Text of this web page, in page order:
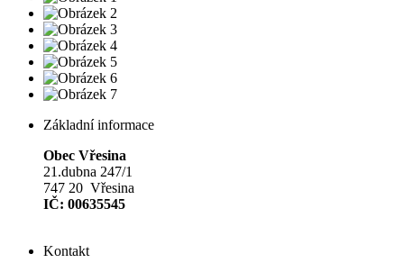
Základní informace
Obec Vřesina
21.dubna 247/1
747 20 Vřesina
IČ: 00635545
Kontakt